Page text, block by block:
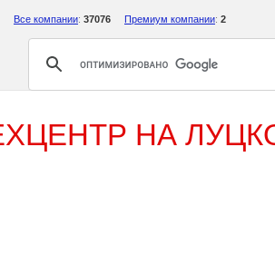
Все компании: 37076 Премиум компании: 2
НА